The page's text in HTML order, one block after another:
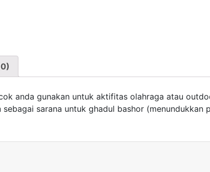
anda gunakan untuk aktifitas olahraga atau
sarana untuk ghadul bashor (menundukkan